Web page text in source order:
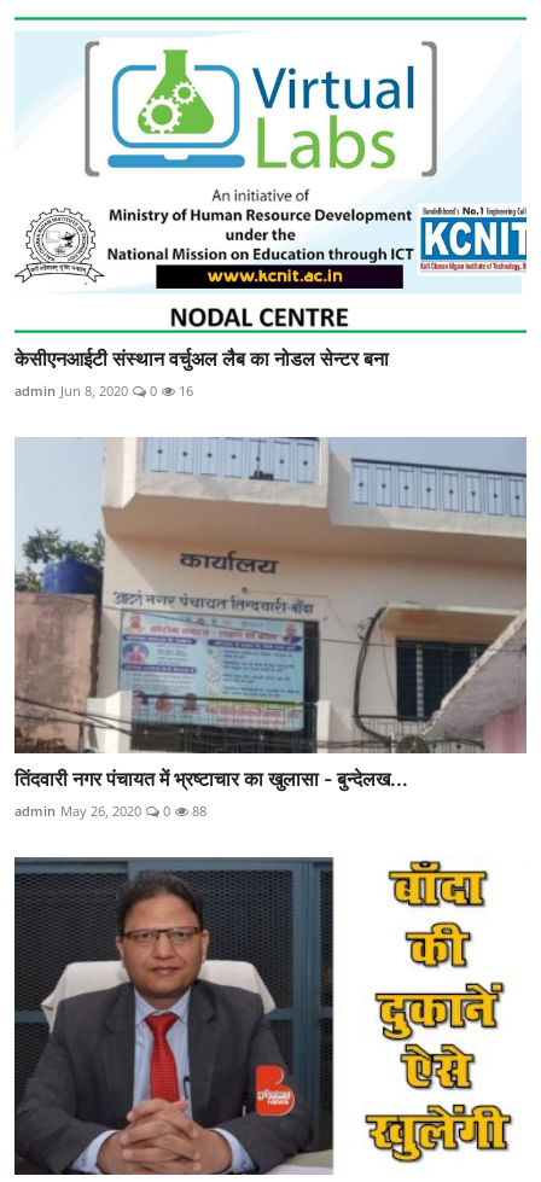
केसीएनआईटी संस्थान वर्चुअल लैब का नोडल सेन्टर बना
admin Jun 8, 2020 0 16
तिंदवारी नगर पंचायत में भ्रष्टाचार का खुलासा - बुन्देलख...
admin May 26, 2020 0 88